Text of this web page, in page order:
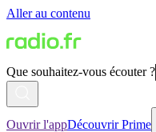
Aller au contenu
Que souhaitez-vous écouter ?
Ouvrir l'appDécouvrir Prime